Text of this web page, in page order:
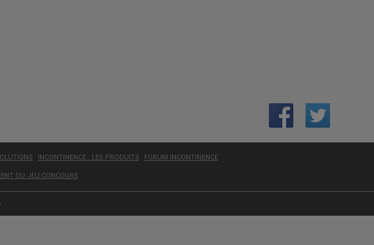
INCONTINENCE : LES PRODUITS FORUM INCONTINENCE
DU JEU CONCOURS